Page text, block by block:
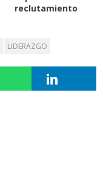
reclutamiento
LIDERAZGO